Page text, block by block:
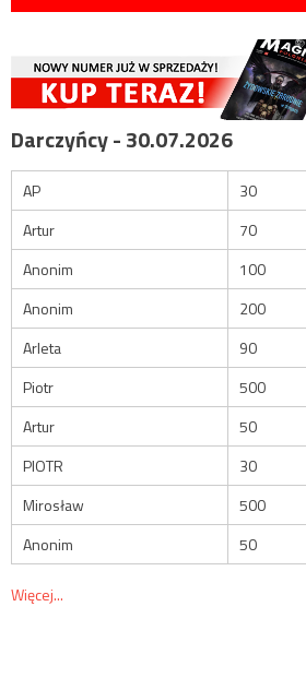
Darczyńcy - 30.07.2026
AP
30
Artur
70
Anonim
100
Anonim
200
Arleta
90
Piotr
500
Artur
50
PIOTR
30
Mirosław
500
Anonim
50
Więcej...